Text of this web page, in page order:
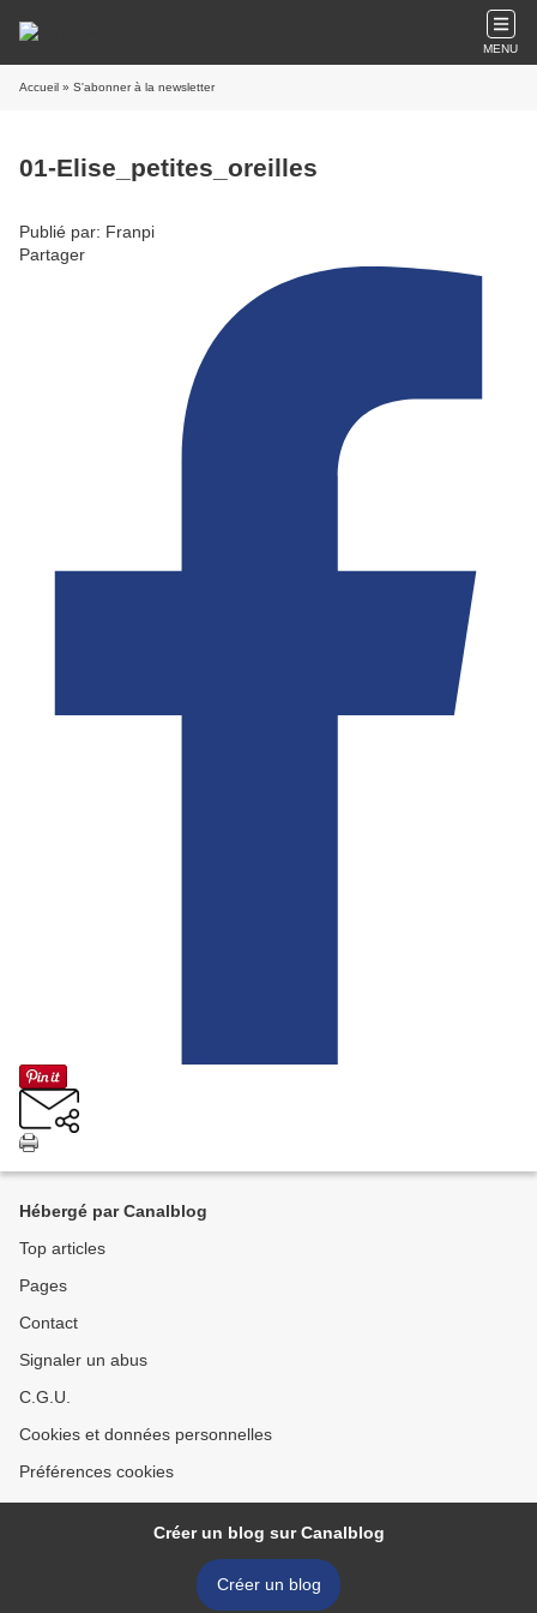
MENU
Accueil » S'abonner à la newsletter
01-Elise_petites_oreilles
Publié par: Franpi
Partager
Hébergé par Canalblog
Top articles
Pages
Contact
Signaler un abus
C.G.U.
Cookies et données personnelles
Préférences cookies
Créer un blog sur Canalblog
Créer un blog